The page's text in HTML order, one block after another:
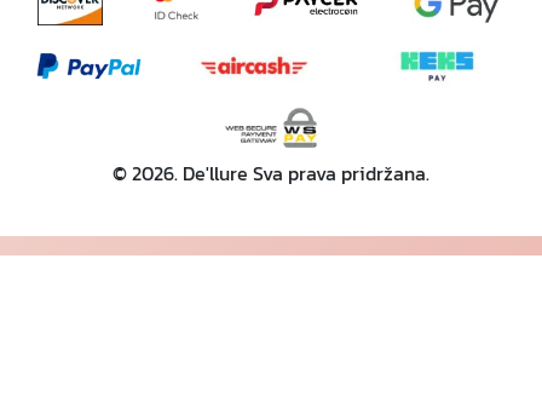
© 2026. De'llure Sva prava pridržana.